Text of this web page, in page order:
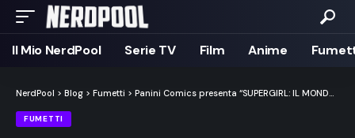
Il Mio NerdPool Serie TV Film Anime
NerdPool > Blog > Fumetti > Panini Comics presenta “SUPERGIRL: IL MONDO”, un’antologia internazionale dedicata alla Ragazza d’Acciaio della DC
FUMETTI